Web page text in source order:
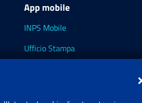
App mobile
INPS Mobile
Ufficio Stampa